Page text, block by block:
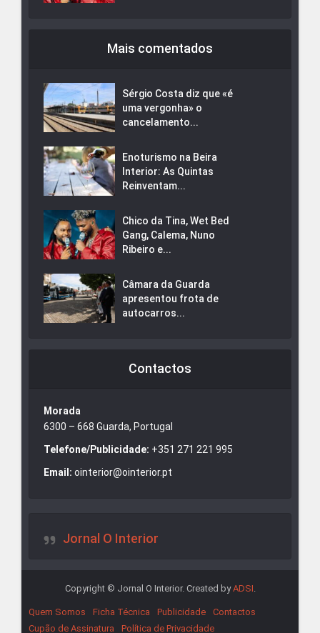
Mais comentados
Sérgio Costa diz que «é
uma vergonha» o
cancelamento...
Enoturismo na Beira
Interior: As Quintas
Reinventam...
Chico da Tina, Wet Bed
Gang, Calema, Nuno
Ribeiro e...
Câmara da Guarda
apresentou frota de
autocarros...
Contactos
Morada
6300 – 668 Guarda, Portugal
Telefone/Publicidade: +351 271 221 995
Email: ointerior@ointerior.pt
Jornal O Interior
Copyright © Jornal O Interior. Created byADSI
Quem Somos Ficha Técnica Publicidade
Contactos
Cupão de Assinatura
Política de Privacidade